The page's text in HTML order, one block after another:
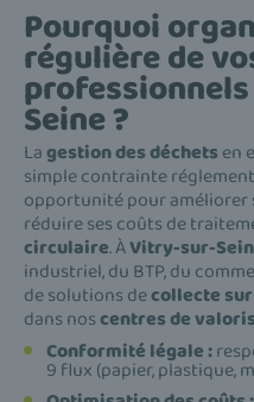
Pourquoi
régulière de
Seine ?
Lagestion des déchets en
simple contrainte
opportunité pour améliorer
réduire ses coûts de
circulaire. ÀVitry-sur-
industriel, du BTP, du
de solutions decollecte
dans noscentres de
Conformité légale :
9 flux (papier, plastique,